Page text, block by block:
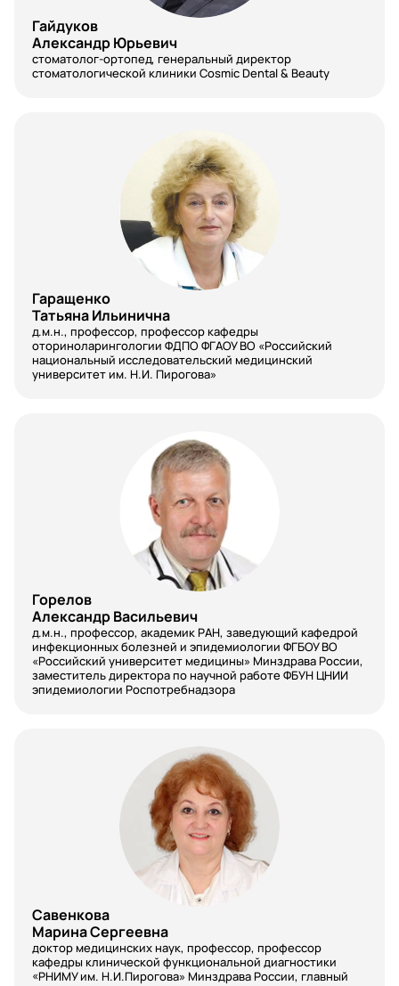
Мануальная терапия
Медицинское право
Менеджер отдела закупок
Неонатология
Нутрициология
Общая врачебная практика (семейная
медицина)
Онкология
Оториноларингология
Патологическая анатомия
Педиатрия
Пластическая хирургия
Психиатрия-наркология
Психология и менеджмент
Психотерапия
Пульмонология
Гайдуков
Александр Юрьевич
стоматолог-ортопед, генеральный директор
стоматологической клиники Cosmic Dental & Beauty
Гаращенко
Татьяна Ильинична
д.м.н., профессор, профессор кафедры
оториноларингологии ФДПО ФГАОУ ВО «Российский
национальный исследовательский медицинский
университет им. Н.И. Пирогова»
Горелов
Александр Васильевич
д.м.н., профессор, академик РАН, заведующий кафедрой
инфекционных болезней и эпидемиологии ФГБОУ ВО
«Российский университет медицины» Минздрава России,
заместитель директора по научной работе ФБУН ЦНИИ
эпидемиологии Роспотребнадзора
Савенкова
Марина Сергеевна
доктор медицинских наук, профессор, профессор
кафедры клинической функциональной диагностики
«РНИМУ им. Н.И.Пирогова» Минздрава России, главный